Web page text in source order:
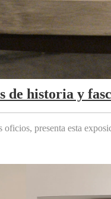
de historia y
presenta esta